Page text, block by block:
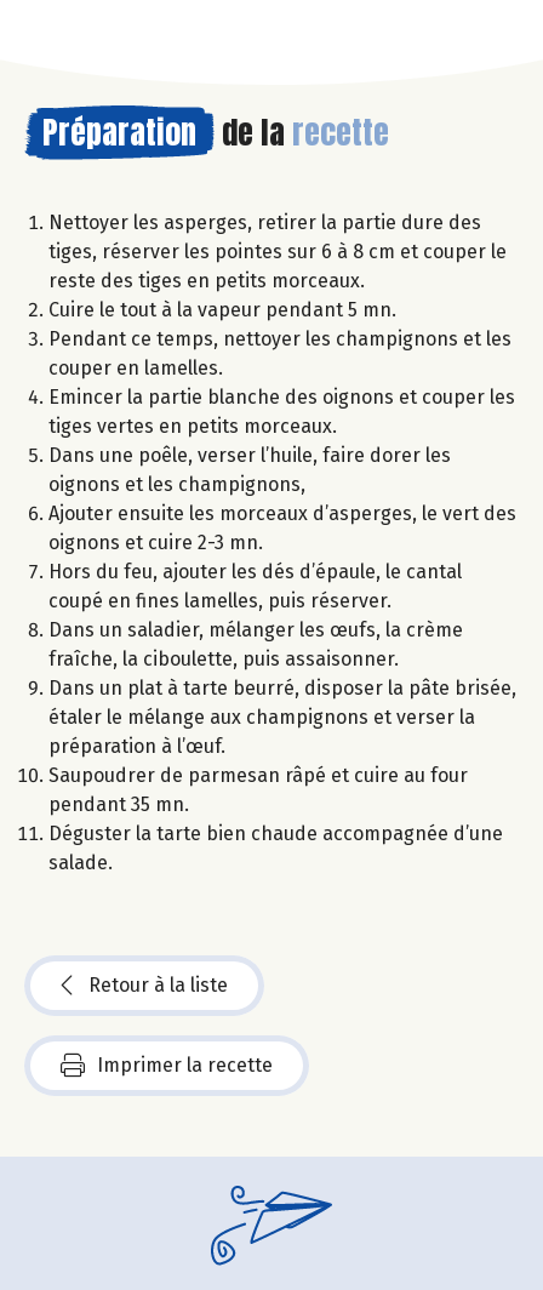
Préparation de la recette
Nettoyer les asperges, retirer la partie dure des
tiges, réserver les pointes sur 6 à 8 cm et couper le
reste des tiges en petits morceaux.
Cuire le tout à la vapeur pendant 5 mn.
Pendant ce temps, nettoyer les champignons et les
couper en lamelles.
Emincer la partie blanche des oignons et couper les
tiges vertes en petits morceaux.
Dans une poêle, verser l’huile, faire dorer les
oignons et les champignons,
Ajouter ensuite les morceaux d’asperges, le vert des
oignons et cuire 2-3 mn.
Hors du feu, ajouter les dés d’épaule, le cantal
coupé en fines lamelles, puis réserver.
Dans un saladier, mélanger les œufs, la crème
fraîche, la ciboulette, puis assaisonner.
Dans un plat à tarte beurré, disposer la pâte brisée,
étaler le mélange aux champignons et verser la
préparation à l’œuf.
Saupoudrer de parmesan râpé et cuire au four
pendant 35 mn.
Déguster la tarte bien chaude accompagnée d’une
salade.
Retour à la liste
Imprimer la recette